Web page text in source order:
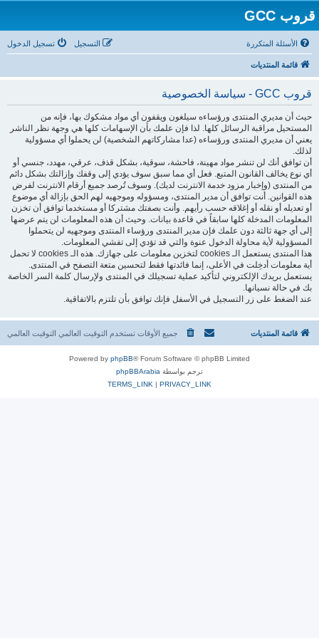
قروب GCC
الأسئلة المتكررة تسجيل الدخول التسجيل
قائمة المنتديات
قروب GCC - سياسة الخصوصية
حيث أن مديري المنتدى ورؤساءه سيلغون ويقفون أي مواد مشكوك بها، فإنه من
المستحيل مراقبة الرسائل كلها. لذا فإن علمك بأن الإسهامات كلها هي وجهة نظر الناشر
يعني أن مديري المنتدى ورؤساءه (عدا مشاركاتهم الشخصية) لن يحملوا أي مسؤولية
لذلك.
أن توافق أنك لن تنشر مواد مهينة، فاحشة، سوقية، بشكل قذف، عرقي، مهدد، جنسي أو
أي نوع يخالف القانون المتبع. فعل أي مما سبق سوف يؤدي إلى وقفك وإزالتك بشكل دائم
من المنتدى (وإخبار مزود خدمة الانترنت لديك). وسوف تُرصد جميع أرقام الانترنت لفرض
هذه القوانين. أنت توافق أن مدير المنتدى، ومسؤوله وموجهيه لهم الحق بإزالة أي موضوع
أو تعديله أو نقله أو إغلاقه حسب رأيهم. وأنت بصفتك مشتركا أو مستخدما توافق أن تخزن
المعلومات المدخلة كلها سابقاً في قاعدة بيانات. وحيث أن هذه المعلومات لن يتم عرضها
إلى أي جهة ثالثة دون علمك فإن مدير المنتدى ورؤساء المنتدى وموجهيه لن يتحملوا
المسؤولية لأية محاولة الدخول عنوة والتي قد تؤدي إلى تفشي المعلومات.
هذا المنتدى يستعمل الـ cookies لتخزين معلومات على جهازك. هذه الـ cookies لا تحمل
أية معلومات أدخِلت في الأعلى، إنما فائدتها فقط لتحسين متعة التصفح في المنتدى.
يستعمل بريدك الإلكتروني لتأكيد عملية تسجيلك في المنتدى ولإرسال كلمة السر الخاصة
بك في حالة نسيانها.
عند الضغط على زر التسجيل في الأسفل فإنك توافق بأن تلتزم بالاتفاقية.
قائمة المنتديات جميع الأوقات تستخدم التوقيت العالمي التوقيت العالمي
Powered by phpBB® Forum Software © phpBB Limited
ترجم بواسطة phpBBArabia
PRIVACY_LINK
|
TERMS_LINK